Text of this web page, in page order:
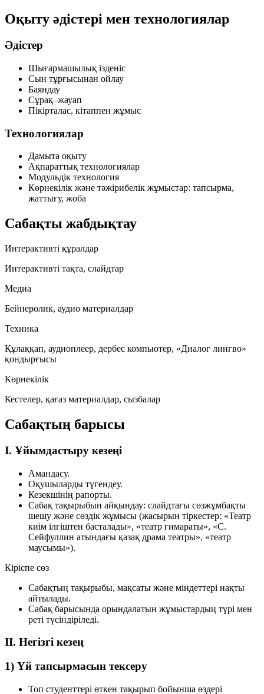
Оқыту әдістері мен технологиялар
Әдістер
Шығармашылық ізденіс
Сын тұрғысынан ойлау
Баяндау
Сұрақ–жауап
Пікірталас, кітаппен жұмыс
Технологиялар
Дамыта оқыту
Ақпараттық технологиялар
Модульдік технология
Көрнекілік және тәжірибелік жұмыстар: тапсырма,
жаттығу, жоба
Сабақты жабдықтау
Интерактивті құралдар
Интерактивті тақта, слайдтар
Медиа
Бейнеролик, аудио материалдар
Техника
Құлаққап, аудиоплеер, дербес компьютер, «Диалог лингво»
қондырғысы
Көрнекілік
Кестелер, қағаз материалдар, сызбалар
Сабақтың барысы
I. Ұйымдастыру кезеңі
Амандасу.
Оқушыларды түгендеу.
Кезекшінің рапорты.
Сабақ тақырыбын айқындау: слайдтағы сөзжұмбақты
шешу және сөздік жұмысы (жасырын тіркестер: «Театр
киім ілгіштен басталады», «театр ғимараты», «С.
Сейфуллин атындағы қазақ драма театры», «театр
маусымы»).
Кіріспе сөз
Сабақтың тақырыбы, мақсаты және міндеттері нақты
айтылады.
Сабақ барысында орындалатын жұмыстардың түрі мен
реті түсіндіріледі.
II. Негізгі кезең
1) Үй тапсырмасын тексеру
Топ студенттері өткен тақырып бойынша өздері